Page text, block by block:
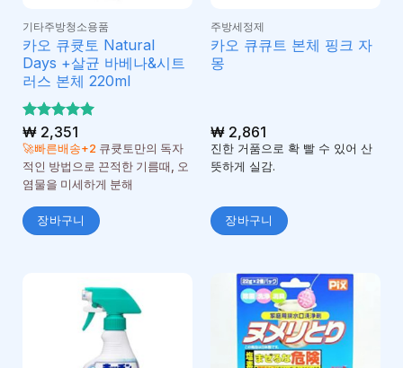
기타주방청소용품
카오 큐큣토 Natural
Days +살균 바베나&시트
러스 본체 220ml
5 중에서
5로 평가
됨
₩2,351
🚀빠른배송+2 큐큣토만의 독자
적인 방법으로 끈적한 기름때, 오
염물을 미세하게 분해
장바구니
주방세정제
카오 큐큐트 본체 핑크 자
몽
₩2,861
진한 거품으로 확 빨 수 있어 산
뜻하게 실감.
장바구니